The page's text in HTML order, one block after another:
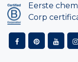
Eerste
Corp